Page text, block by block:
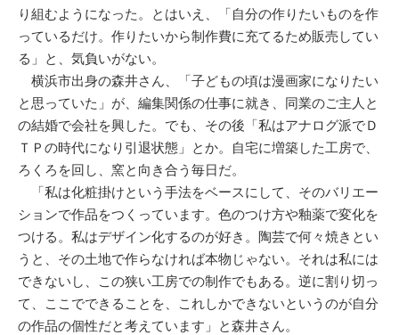
り組むようになった。とはいえ、「自分の作りたいものを作
っているだけ。作りたいから制作費に充てるため販売してい
る」と、気負いがない。
横浜市出身の森井さん、「子どもの頃は漫画家になりたい
と思っていた」が、編集関係の仕事に就き、同業のご主人と
の結婚で会社を興した。でも、その後「私はアナログ派でＤ
ＴＰの時代になり引退状態」とか。自宅に増築した工房で、
ろくろを回し、窯と向き合う毎日だ。
「私は化粧掛けという手法をベースにして、そのバリエー
ションで作品をつくっています。色のつけ方や釉薬で変化を
つける。私はデザイン化するのが好き。陶芸で何々焼きとい
うと、その土地で作らなければ本物じゃない。それは私には
できないし、この狭い工房での制作でもある。逆に割り切っ
て、ここでできることを、これしかできないというのが自分
の作品の個性だと考えています」と森井さん。